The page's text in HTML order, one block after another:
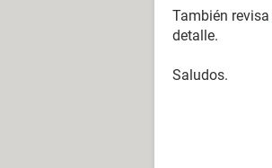
También revisa
detalle.
Saludos.